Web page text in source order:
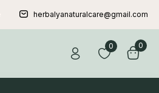
herbalyanaturalcare@gmail.com
0 0